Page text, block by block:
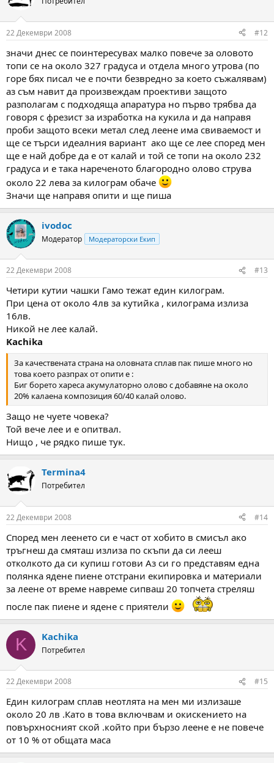
i
s
22 Декември 2008 #12
значи днес се поинтересувах малко повече за оловото
топи се на около 327 градуса и отдела много утрова (по
горе бях писал че е почти безвредно за което съжалявам)
аз съм навит да произвеждам проективи защото
разполагам с подходяща апаратура но първо трябва да
говоря с фрезист за изработка на кукила и да направя
проби защото всеки метал след леене има свиваемост и
ще се търси идеалния вариант ако ще се лее според мен
ще е най добре да е от калай и той се топи на около 232
градуса и е така нареченото благородно олово струва
около 22 лева за килограм обаче
Значи ще направя опити и ще пиша
ivodoc
Модератор Модераторски Екип
22 Декември 2008 #13
Четири кутии чашки Гамо тежат един килограм.
При цена от около 4лв за кутийка , килограма излиза
16лв.
Никой не лее калай.
Kachika
За качествената страна на оловната сплав пак пише много но
това което разпрах от опити е :
Биг борето хареса акумулаторно олово с добавяне на около
20% калаена композиция 60/40 калай олово.
Защо не чуете човека?
Той вече лее и е опитвал.
Нищо , че рядко пише тук.
Termina4
Потребител
22 Декември 2008 #14
Според мен леенето си е част от хобито в смисъл ако
тръгнеш да смяташ излиза по скъпи да си лееш
отколкото да си купиш готови Аз си го представям една
полянка ядене пиене отстрани екипировка и материали
за леене от време навреме сипваш 20 топчета стреляш
после пак пиене и ядене с приятели
K Kachika
Потребител
22 Декември 2008 #15
Един килограм сплав неотлята на мен ми излизаше
около 20 лв .Като в това включвам и окискението на
повърхносният ской .който при бързо леене е не повече
от 10 % от общата маса